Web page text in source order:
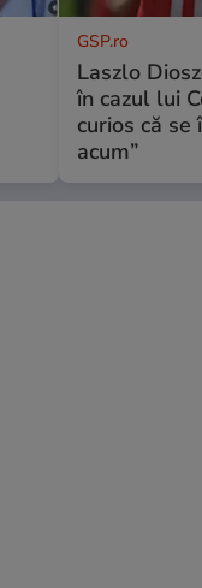
GSP.ro
Laszlo
în cazul lui
curios că
acum”